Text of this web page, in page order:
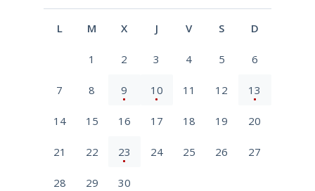
L M X J V S D
1 2 3 4 5 6
7 8 9 10 11 12 13
14 15 16 17 18 19 20
21 22 23 24 25 26 27
28 29 30